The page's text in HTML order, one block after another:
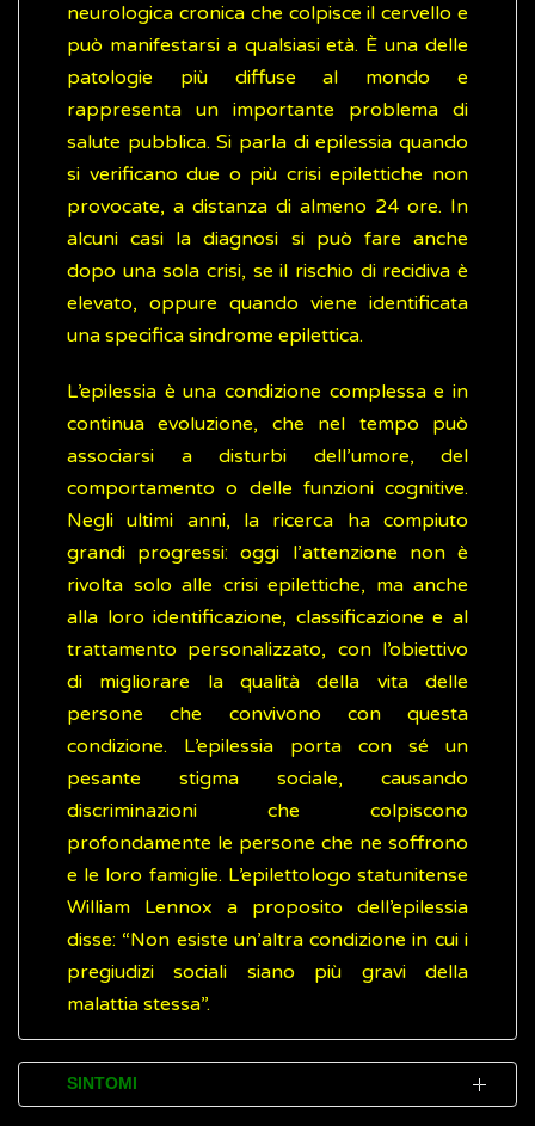
neurologica cronica che colpisce il cervello e
può manifestarsi a qualsiasi età. È una delle
patologie più diffuse al mondo e
rappresenta un importante problema di
salute pubblica. Si parla di epilessia quando
si verificano due o più crisi epilettiche non
provocate, a distanza di almeno 24 ore. In
alcuni casi la diagnosi si può fare anche
dopo una sola crisi, se il rischio di recidiva è
elevato, oppure quando viene identificata
una specifica sindrome epilettica.
L’epilessia è una condizione complessa e in
continua evoluzione, che nel tempo può
associarsi a disturbi dell’umore, del
comportamento o delle funzioni cognitive.
Negli ultimi anni, la ricerca ha compiuto
grandi progressi: oggi l’attenzione non è
rivolta solo alle crisi epilettiche, ma anche
alla loro identificazione, classificazione e al
trattamento personalizzato, con l’obiettivo
di migliorare la qualità della vita delle
persone che convivono con questa
condizione. L’epilessia porta con sé un
pesante stigma sociale, causando
discriminazioni che colpiscono
profondamente le persone che ne soffrono
e le loro famiglie. L’epilettologo statunitense
William Lennox a proposito dell’epilessia
disse: “Non esiste un’altra condizione in cui i
pregiudizi sociali siano più gravi della
malattia stessa”.
SINTOMI